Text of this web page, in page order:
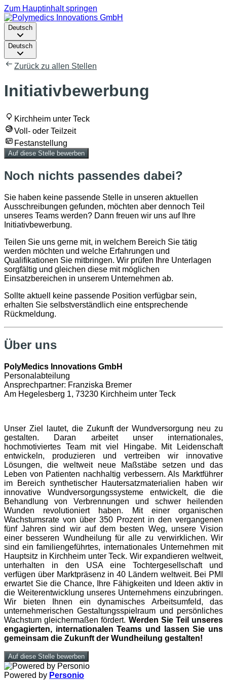
Zum Hauptinhalt springen
Deutsch
Deutsch
Zurück zu allen Stellen
Initiativbewerbung
Kirchheim unter Teck
Voll- oder Teilzeit
Festanstellung
Auf diese Stelle bewerben
Noch nichts passendes dabei?
Sie haben keine passende Stelle in unseren aktuellen
Ausschreibungen gefunden, möchten aber dennoch Teil
unseres Teams werden? Dann freuen wir uns auf Ihre
Initiativbewerbung.
Teilen Sie uns gerne mit, in welchem Bereich Sie tätig
werden möchten und welche Erfahrungen und
Qualifikationen Sie mitbringen. Wir prüfen Ihre Unterlagen
sorgfältig und gleichen diese mit möglichen
Einsatzbereichen in unserem Unternehmen ab.
Sollte aktuell keine passende Position verfügbar sein,
erhalten Sie selbstverständlich eine entsprechende
Rückmeldung.
Über uns
PolyMedics Innovations GmbH
Personalabteilung
Ansprechpartner: Franziska Bremer
Am Hegelesberg 1, 73230 Kirchheim unter Teck
Unser Ziel lautet, die Zukunft der Wundversorgung neu zu
gestalten. Daran arbeitet unser internationales,
hochmotiviertes Team mit viel Hingabe. Mit Leidenschaft
entwickeln, produzieren und vertreiben wir innovative
Lösungen, die weltweit neue Maßstäbe setzen und das
Leben von Patienten nachhaltig verbessern. Als Marktführer
im Bereich synthetischer Hautersatzmaterialien haben wir
innovative Wundversorgungssysteme entwickelt, die die
Behandlung von Verbrennungen und schwer heilenden
Wunden revolutioniert haben. Mit einer organischen
Wachstumsrate von über 350 Prozent in den vergangenen
fünf Jahren sind wir auf dem besten Weg, unsere Vision
einer besseren Wundheilung für alle zu verwirklichen. Wir
sind ein familiengeführtes, internationales Unternehmen mit
Hauptsitz in Kirchheim unter Teck. Wir expandieren weltweit,
unterhalten in den USA eine Tochtergesellschaft und
verfügen über Marktpräsenz in 40 Ländern weltweit. Bei PMI
erwartet Sie die Chance, Ihre Fähigkeiten und Ideen aktiv in
die Weiterentwicklung unseres Unternehmens einzubringen.
Wir bieten Ihnen ein dynamisches Arbeitsumfeld, das
unternehmerischen Gestaltungsspielraum und persönliches
Wachstum gleichermaßen fördert. Werden Sie Teil unseres
engagierten, internationalen Teams und lassen Sie uns
gemeinsam die Zukunft der Wundheilung gestalten!
Auf diese Stelle bewerben
Powered by Personio